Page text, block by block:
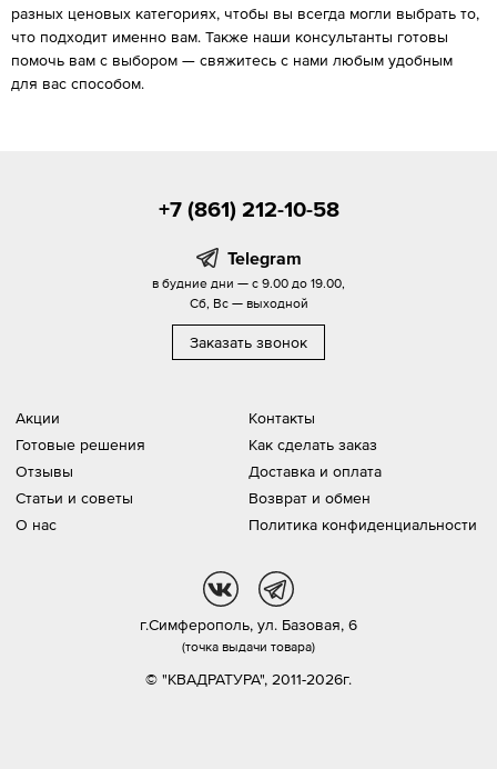
разных ценовых категориях, чтобы вы всегда могли выбрать то,
что подходит именно вам. Также наши консультанты готовы
помочь вам с выбором — свяжитесь с нами любым удобным
для вас способом.
Акции
Готовые решения
Отзывы
Статьи и советы
О нас
Контакты
Как сделать заказ
Доставка и оплата
Возврат и обмен
Политика конфиденциальности
+7 (861) 212-10-58
Telegram
в будние дни — с 9.00 до 19.00,
Сб, Вс — выходной
Заказать звонок
© "КВАДРАТУРА", 2011-2026г.
г.Симферополь, ул. Базовая, 6
(точка выдачи товара)